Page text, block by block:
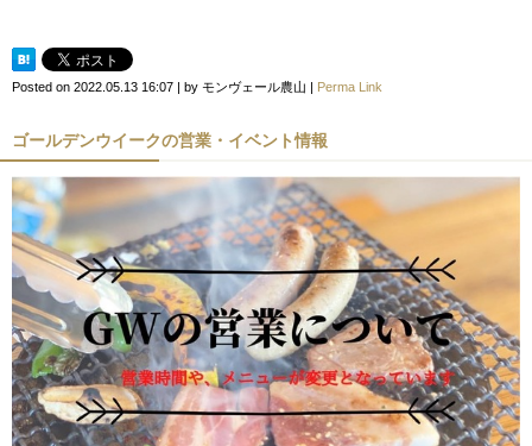
Posted on 2022.05.13 16:07 by モンヴェール農山 Perma Link
ゴールデンウイークの営業・イベント情報